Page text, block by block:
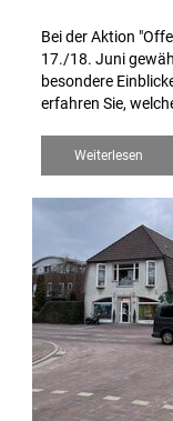
Bei der Aktion
17./18. Juni
besondere
erfahren Sie,
Weiterlesen